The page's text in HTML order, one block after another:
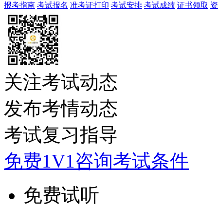
报考指南 考试报名 准考证打印 考试安排 考试成绩 证书领取
关注考试动态
发布考情动态
考试复习指导
免费1V1咨询考试条件
免费试听